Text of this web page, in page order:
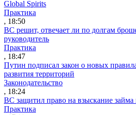
Global Spirits
Практика
, 18:50
ВС решит, отвечает ли по долгам
руководитель
Практика
, 18:47
Путин подписал закон о новых
развития территорий
Законодательство
, 18:24
ВС защитил право на взыскание займа
Практика